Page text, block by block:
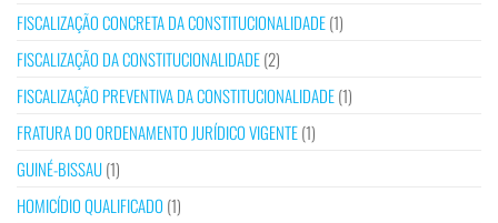
FISCALIZAÇÃO CONCRETA DA CONSTITUCIONALIDADE(1)
FISCALIZAÇÃO DA CONSTITUCIONALIDADE(2)
FISCALIZAÇÃO PREVENTIVA DA CONSTITUCIONALIDADE(1)
FRATURA DO ORDENAMENTO JURÍDICO VIGENTE(1)
GUINÉ-BISSAU(1)
HOMICÍDIO QUALIFICADO (1)